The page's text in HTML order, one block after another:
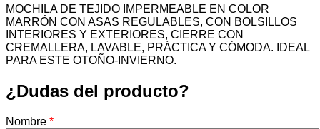
MOCHILA DE TEJIDO IMPERMEABLE EN COLOR
MARRÓN CON ASAS REGULABLES, CON BOLSILLOS
INTERIORES Y EXTERIORES, CIERRE CON
CREMALLERA, LAVABLE, PRÁCTICA Y CÓMODA. IDEAL
PARA ESTE OTOÑO-INVIERNO.
¿Dudas del producto?
Nombre *